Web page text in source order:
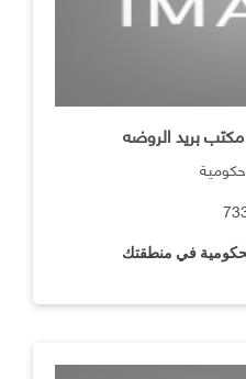
بريد الروضه
في منطقتك